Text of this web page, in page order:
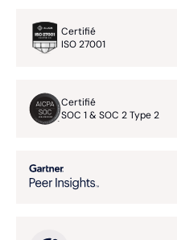
Certifié
ISO 27001
Certifié
SOC 1 & SOC 2 Type 2